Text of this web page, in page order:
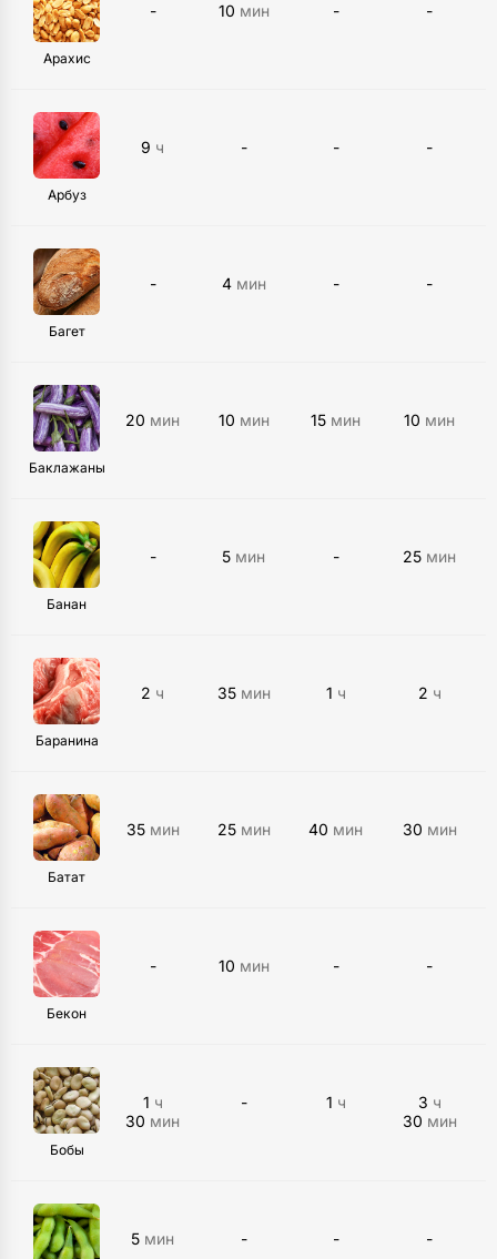
Арахис
- 10 мин - -
Арбуз
9 ч - - -
Багет
- 4 мин - -
Баклажаны
20 мин 10 мин 15 мин 10 мин
Банан
- 5 мин - 25 мин
Баранина
2 ч 35 мин 1 ч 2 ч
Батат
35 мин 25 мин 40 мин 30 мин
Бекон
- 10 мин - -
Бобы
1 ч
30 мин
- 1 ч 3 ч
30 мин
5 мин - - -